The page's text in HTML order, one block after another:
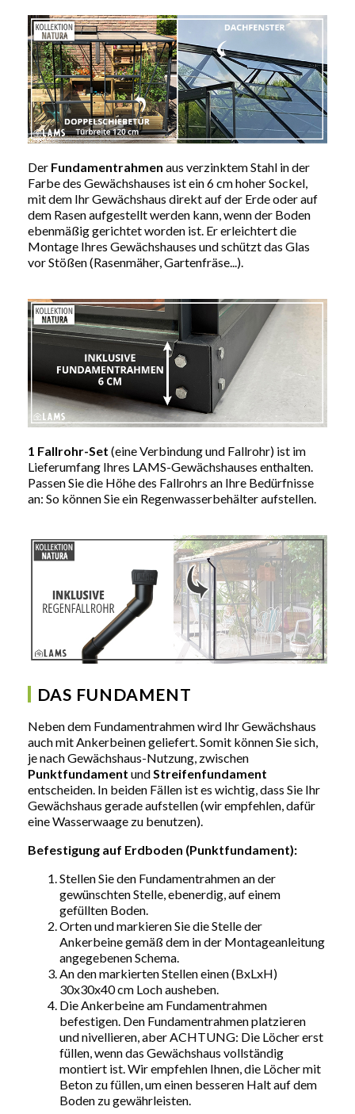
Der Fundamentrahmen aus verzinktem Stahl in der
Farbe des Gewächshauses ist ein 6 cm hoher Sockel,
mit dem Ihr Gewächshaus direkt auf der Erde oder auf
dem Rasen aufgestellt werden kann, wenn der Boden
ebenmäßig gerichtet worden ist. Er erleichtert die
Montage Ihres Gewächshauses und schützt das Glas
vor Stößen (Rasenmäher, Gartenfräse...).
1 Fallrohr-Set (eine Verbindung und Fallrohr) ist im
Lieferumfang Ihres LAMS-Gewächshauses enthalten.
Passen Sie die Höhe des Fallrohrs an Ihre Bedürfnisse
an: So können Sie ein Regenwasserbehälter aufstellen.
DAS FUNDAMENT
Neben dem Fundamentrahmen wird Ihr Gewächshaus
auch mit Ankerbeinen geliefert. Somit können Sie sich,
je nach Gewächshaus-Nutzung, zwischen
Punktfundament und Streifenfundament
entscheiden. In beiden Fällen ist es wichtig, dass Sie Ihr
Gewächshaus gerade aufstellen (wir empfehlen, dafür
eine Wasserwaage zu benutzen).
Befestigung auf Erdboden (Punktfundament):
Stellen Sie den Fundamentrahmen an der
gewünschten Stelle, ebenerdig, auf einem
gefüllten Boden.
Orten und markieren Sie die Stelle der
Ankerbeine gemäß dem in der Montageanleitung
angegebenen Schema.
An den markierten Stellen einen (BxLxH)
30x30x40 cm Loch ausheben.
Die Ankerbeine am Fundamentrahmen
befestigen. Den Fundamentrahmen platzieren
und nivellieren, aber ACHTUNG: Die Löcher erst
füllen, wenn das Gewächshaus vollständig
montiert ist. Wir empfehlen Ihnen, die Löcher mit
Beton zu füllen, um einen besseren Halt auf dem
Boden zu gewährleisten.